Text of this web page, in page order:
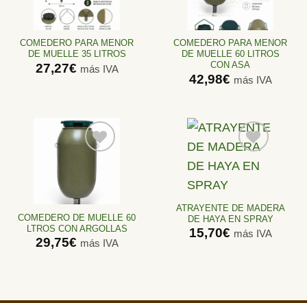
a la
lista de
COMEDERO PARA MENOR
DE MUELLE 35 LITROS
27,27€ más IVA
a la
lista de
COMEDERO PARA MENOR
DE MUELLE 60 LITROS
CON ASA
42,98€ más IVA
a la
lista de
COMEDERO DE MUELLE 60
LTROS CON ARGOLLAS
29,75€ más IVA
Añadir
deseos
ATRAYENTE DE MADERA
DE HAYA EN SPRAY
15,70€ más IVA